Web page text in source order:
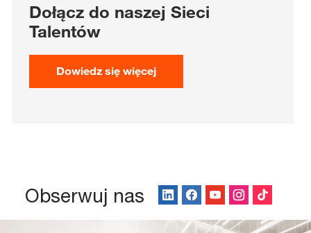
Dołącz do naszej Sieci
Talentów
Dowiedz się więcej
Obserwuj nas